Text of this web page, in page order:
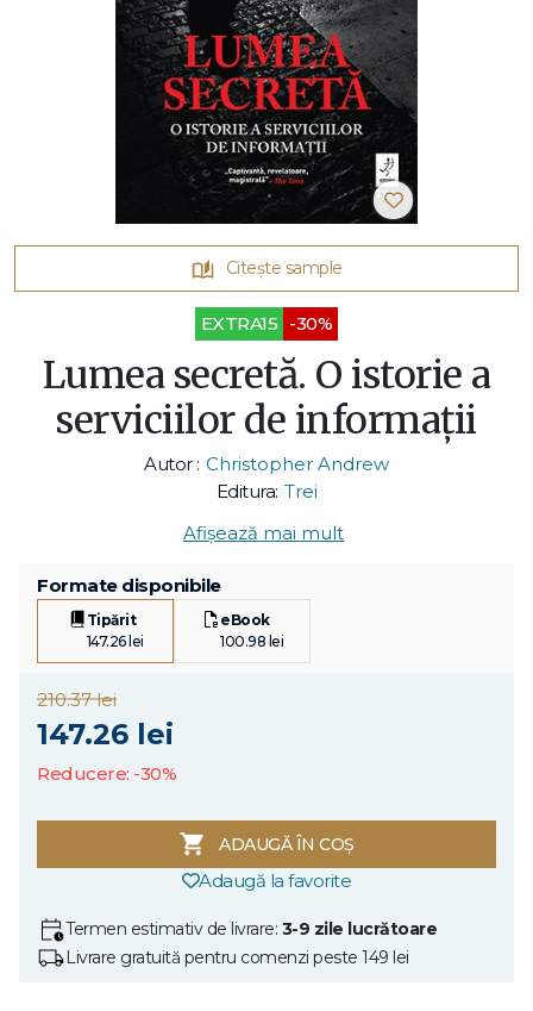
Citește sample
EXTRA15 -30%
Lumea secretă. O istorie a
serviciilor de informații
Autor : Christopher Andrew
Editura: Trei
Afișează mai mult
Formate disponibile
Tipărit
147.26 lei
eBook
100.98 lei
210.37 lei
147.26 lei
Reducere: -30%
ADAUGĂ ÎN COȘ
Adaugă la favorite
Termen estimativ de livrare: 3-9 zile lucrătoare
Livrare gratuită pentru comenzi peste 149 lei